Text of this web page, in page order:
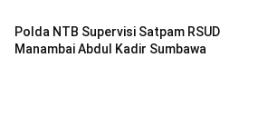
Polda NTB Supervisi Satpam RSUD
Manambai Abdul Kadir Sumbawa